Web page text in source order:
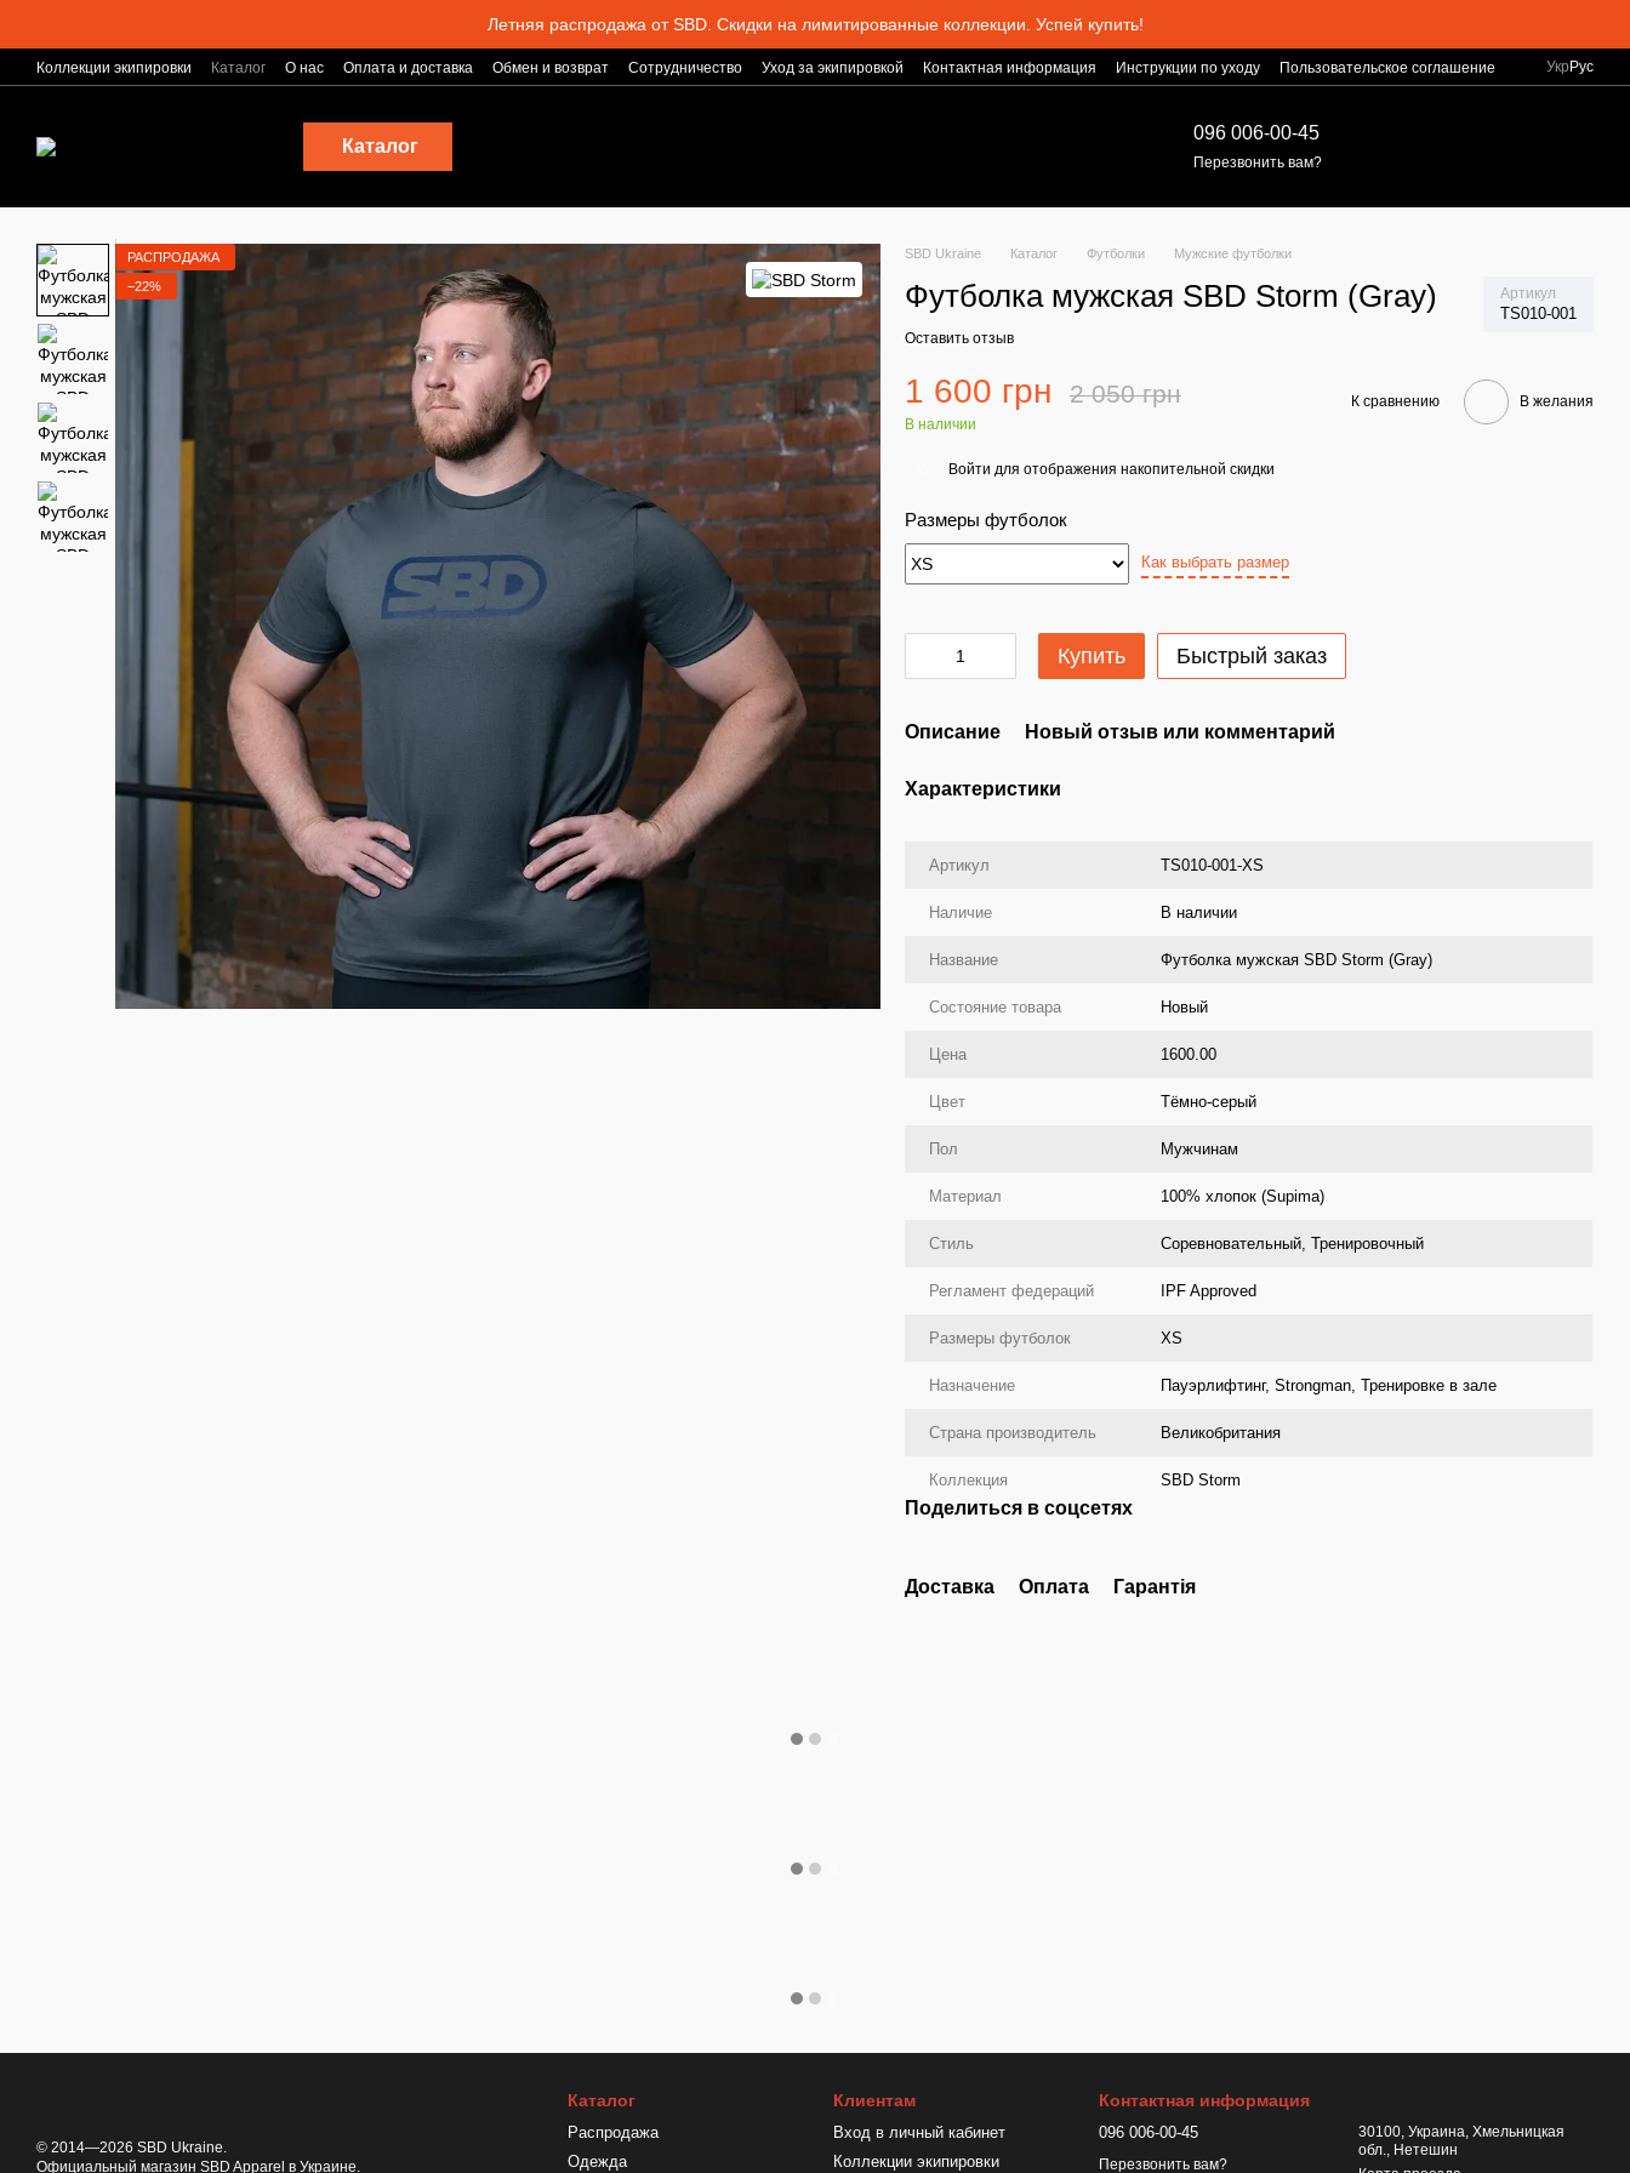
Летняя распродажа от SBD. Скидки на лимитированные коллекции. Успей купить!
Коллекции экипировки Каталог О нас Оплата и доставка Обмен и возврат Сотрудничество Уход за экипировкой Контактная информация Инструкции по уходу
Пользовательское соглашение
Блог
Укр Рус
Каталог
096 006-00-45
Перезвонить вам?
РАСПРОДАЖА
−22%
SBD Ukraine Каталог Футболки Мужские футболки
Футболка мужская SBD Storm (Gray) Артикул
TS010-001
Оставить отзыв
1 600 грн 2 050 грн
В наличии
К сравнению В желания
Войти для отображения накопительной скидки
Размеры футболок
Как выбрать размер
Купить Быстрый заказ
Описание Новый отзыв или комментарий
Характеристики
Артикул TS010-001-XS
Наличие В наличии
Название Футболка мужская SBD Storm (Gray)
Состояние товара Новый
Цена 1600.00
Цвет Тёмно-серый
Пол Мужчинам
Материал 100% хлопок (Supima)
Стиль Соревновательный, Тренировочный
Регламент федераций IPF Approved
Размеры футболок XS
Назначение Пауэрлифтинг, Strongman, Тренировке в зале
Страна производитель Великобритания
Коллекция SBD Storm
Поделиться в соцсетях
Доставка Оплата Гарантія
© 2014—2026 SBD Ukraine.
Официальный магазин SBD Apparel в Украине.
Каталог
Распродажа
Одежда
Клиентам
Вход в личный кабинет
Коллекции экипировки
Контактная информация
096 006-00-45
Перезвонить вам?
30100, Украина, Хмельницкая
обл., Нетешин